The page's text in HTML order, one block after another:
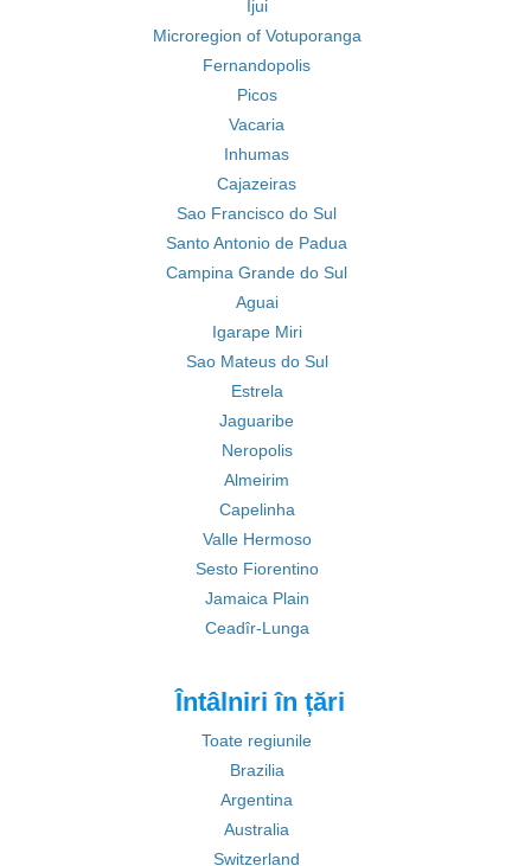
Ijui
Microregion of Votuporanga
Fernandopolis
Picos
Vacaria
Inhumas
Cajazeiras
Sao Francisco do Sul
Santo Antonio de Padua
Campina Grande do Sul
Aguai
Igarape Miri
Sao Mateus do Sul
Estrela
Jaguaribe
Neropolis
Almeirim
Capelinha
Valle Hermoso
Sesto Fiorentino
Jamaica Plain
Ceadîr-Lunga
Întâlniri în țări
Toate regiunile
Brazilia
Argentina
Australia
Switzerland